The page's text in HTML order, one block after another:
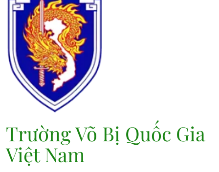
Trường Võ Bị Quốc Gia
Việt Nam